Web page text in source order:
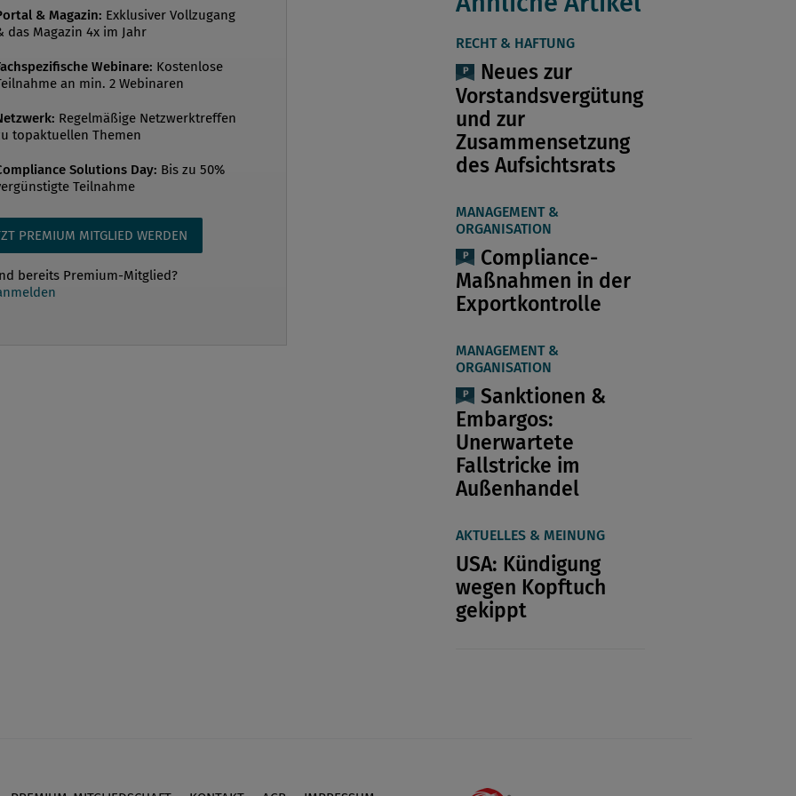
Europäische Waren und Technologie
Krisen und Kriegen beitragen, Regime,
oder die Staaten Europas
sollen keine
erhalten, und schließlich...
& Magazin: Exklusiver Vollzugang
das Magazin 4x im Jahr
Webinare: Kostenlose
an min. 2 Webinaren
Regelmäßige Netzwerktreffen
topaktuellen Themen
Solutions Day: Bis zu 50%
Teilnahme
PREMIUM MITGLIED WERDEN
bereits Premium-Mitglied?
RECHT & HAFTUNG
Neues zur
Vorstandsvergütung
und zur
Zusammensetzung
des Aufsichtsrats
MANAGEMENT &
ORGANISATION
Compliance-
Maßnahmen in der
Exportkontrolle
MANAGEMENT &
ORGANISATION
Sanktionen &
Embargos:
Unerwartete
Fallstricke im
Außenhandel
AKTUELLES & MEINUNG
USA: Kündigung
wegen Kopftuch
gekippt